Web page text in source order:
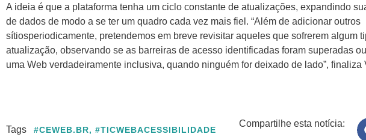
A ideia é que a plataforma tenha um ciclo constante de atualizações, expandindo
de dados de modo a se ter um quadro cada vez mais fiel. “Além de adicionar outros
sítiosperiodicamente, pretendemos em breve revisitar aqueles que sofrerem algum
atualização, observando se as barreiras de acesso identificadas foram superadas
uma Web verdadeiramente inclusiva, quando ninguém for deixado de lado”, finaliza
Tags #CEWEB.BR, #TICWEBACESSIBILIDADE
Compartilhe esta notícia: